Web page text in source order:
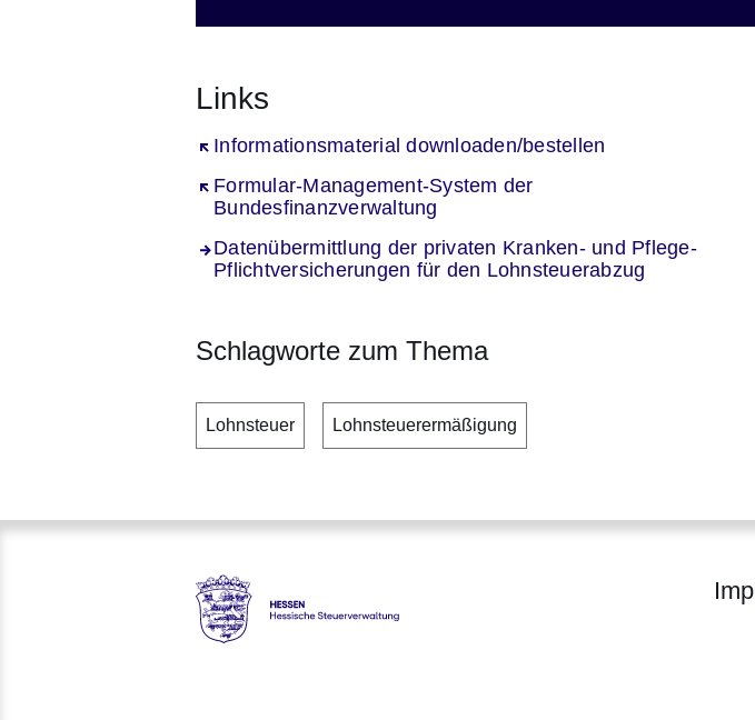
Links
Informationsmaterial downloaden/bestellen
Öffnet sich in einem neuen Fenster
Formular-Management-System der
Bundesfinanzverwaltung
Öffnet sich in einem neuen Fenster
Datenübermittlung der privaten Kranken- und Pflege-
Pflichtversicherungen für den Lohnsteuerabzug
Schlagworte zum Thema
Lohnsteuer Lohnsteuerermäßigung